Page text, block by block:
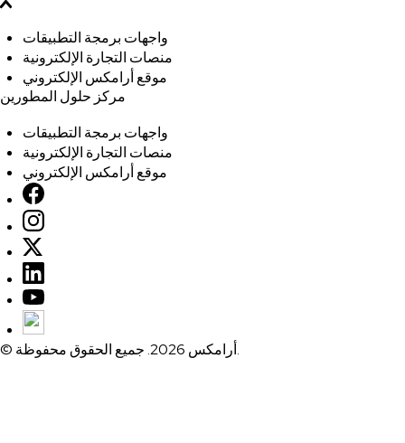
واجهات برمجة التطبيقات
منصات التجارة الإلكترونية
موقع أرامكس الإلكتروني
مركز حلول المطورين
واجهات برمجة التطبيقات
منصات التجارة الإلكترونية
موقع أرامكس الإلكتروني
© أرامكس 2026. جميع الحقوق محفوظة.